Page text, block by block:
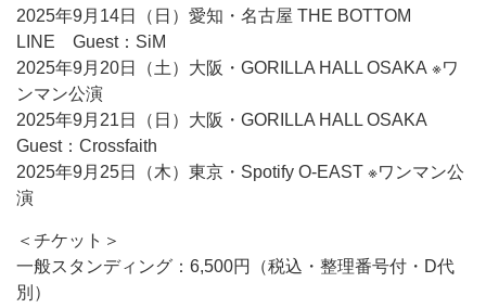
2025年9月14日（日）愛知・名古屋 THE BOTTOM
LINE Guest：SiM
2025年9月20日（土）大阪・GORILLA HALL OSAKA ※ワ
ンマン公演
2025年9月21日（日）大阪・GORILLA HALL OSAKA
Guest：Crossfaith
2025年9月25日（木）東京・Spotify O-EAST ※ワンマン公
演
＜チケット＞
一般スタンディング：6,500円（税込・整理番号付・D代
別）